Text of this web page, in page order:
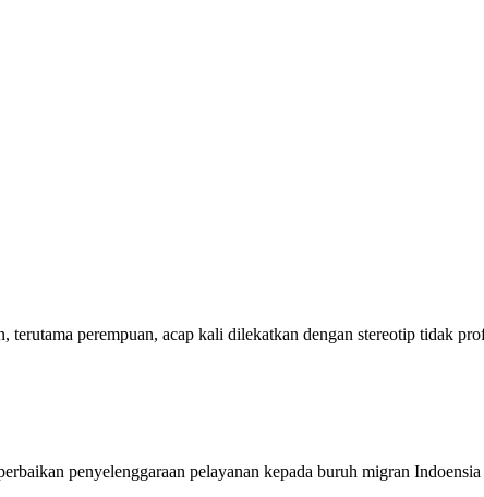
perempuan, acap kali dilekatkan dengan stereotip tidak
penyelenggaraan pelayanan kepada buruh migran